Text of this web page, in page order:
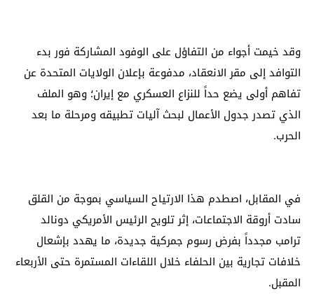
وقد خيمت أجواء من التفاؤل على الوفود المشاركة فور بدء
التوافد إلى مقر الانعقاد، مدفوعة بإعلان الولايات المتحدة عن
تفاهم أولى يضع حداً للنزاع العسكري مع إيران؛ وهو الملف
الذي تصدر جدول الأعمال لبحث آليات تطبيقه ومرحلة ما بعد
الحرب.
في المقابل، اصطدم هذا الارتياح السياسي بموجة من القلق
سادت أروقة الاجتماعات، إثر تلويح الرئيس الأمريكي دونالد
ترامب مجدداً بفرض رسوم جمركية جديدة، ما يهدد بإشعال
خلافات تجارية بين الحلفاء خلال اللقاءات المستمرة حتى الأربعاء
المقبل.